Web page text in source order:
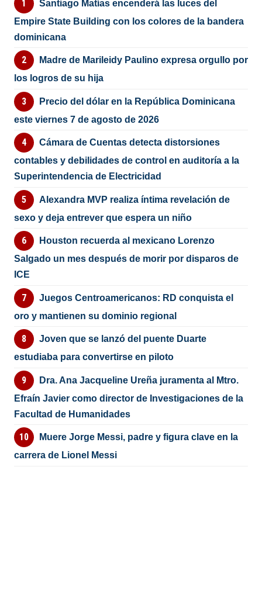
Santiago Matías encenderá las luces del
Empire State Building con los colores de la bandera
dominicana
Madre de Marileidy Paulino expresa orgullo por
los logros de su hija
Precio del dólar en la República Dominicana
este viernes 7 de agosto de 2026
Cámara de Cuentas detecta distorsiones
contables y debilidades de control en auditoría a la
Superintendencia de Electricidad
Alexandra MVP realiza íntima revelación de
sexo y deja entrever que espera un niño
Houston recuerda al mexicano Lorenzo
Salgado un mes después de morir por disparos de
ICE
Juegos Centroamericanos: RD conquista el
oro y mantienen su dominio regional
Joven que se lanzó del puente Duarte
estudiaba para convertirse en piloto
Dra. Ana Jacqueline Ureña juramenta al Mtro.
Efraín Javier como director de Investigaciones de la
Facultad de Humanidades
Muere Jorge Messi, padre y figura clave en la
carrera de Lionel Messi